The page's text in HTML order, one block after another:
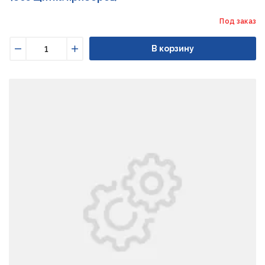
Под заказ
Увеличить
В корзину